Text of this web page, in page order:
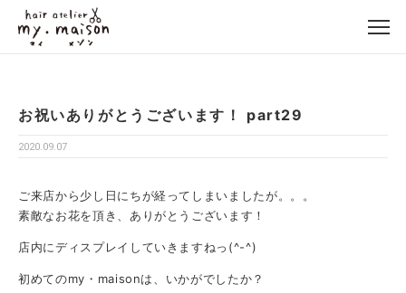
お祝いありがとうございます！ part29
2020.09.07
ご来店から少し日にちが経ってしまいましたが。。。
素敵なお花を頂き、ありがとうございます！
店内にディスプレイしていきますねっ(^-^)
初めてのmy・maisonは、いかがでしたか？